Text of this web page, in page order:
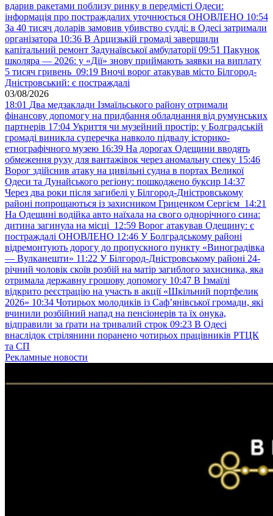
вдарив ракетами поблизу ринку в передмісті Одеси:
інформація про постраждалих уточнюється ОНОВЛЕНО 10:54
За 40 тисяч доларів замовив убивство судді: в Одесі затримали
організатора 10:36 В Арцизькій громаді завершили
капітальний ремонт Задунаївської амбулаторії 09:51 Пакунок
школяра — 2026: у «Дії» знову приймають заявки на виплату
5 тисяч гривень 09:19 Вночі ворог атакував місто Білгород-
Дністровський: є постраждалі
03/08/2026
18:01 Два медзаклади Ізмаїльського району отримали
фінансову допомогу на придбання обладнання від румунських
партнерів 17:04 Укриття чи музейний простір: у Болградській
громаді виникла суперечка навколо підвалу історико-
етнографічного музею 16:39 На дорогах Одещини вводять
обмеження руху для вантажівок через аномальну спеку 15:46
Ворог здійснив атаку на цивільні судна в портах Великої
Одеси та Дунайського регіону: пошкоджено буксир 14:37
Через два роки після загибелі у Білгород-Дністровському
районі попрощаються із захисником Гриценком Сергієм 14:21
На Одещині водійка авто наїхала на свого однорічного сина:
дитина загинула на місці 12:59 Ворог атакував Одещину: є
постраждалі ОНОВЛЕНО 12:46 У Болградському районі
відремонтують дорогу до пропускного пункту «Виноградівка
— Вулканешти» 11:22 У Білгород-Дністровському районі 24-
річний чоловік скоїв розбій на матір загиблого захисника, яка
отримала державну грошову допомогу 10:47 В Ізмаїлі
відкрито реєстрацію на участь в акції «Шкільний портфелик
2026» 10:34 Чотирьох молодиків із Саф’янівської громади, які
вчинили розбійний напад на пенсіонерів та їх онука,
відправили за ґрати на тривалий строк 09:23 В Одесі
внаслідок стрілянини поранено чотирьох працівників РТЦК
та СП
Рекламные новости